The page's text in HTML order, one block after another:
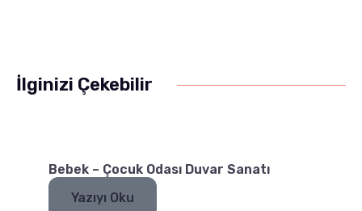
İlginizi Çekebilir
Bebek – Çocuk Odası Duvar Sanatı
Yazıyı Oku